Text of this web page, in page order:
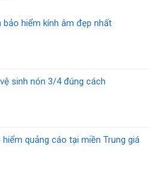
bảo hiểm kính âm đẹp nhất
sinh nón 3/4 đúng cách
quảng cáo tại miền Trung giá